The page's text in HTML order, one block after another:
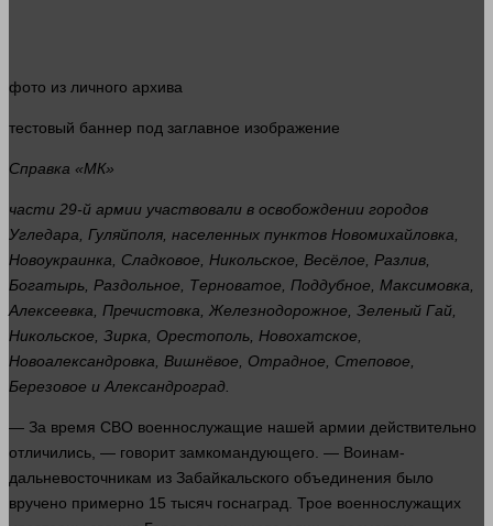
фото из личного архива
тестовый баннер под заглавное изображение
Справка «МК»
части 29-й армии участвовали в освобождении городов
Угледара, Гуляйполя, населенных пунктов Новомихайловка,
Новоукраинка, Сладковое, Никольское, Весёлое, Разлив,
Богатырь, Раздольное, Терноватое, Поддубное, Максимовка,
Алексеевка, Пречистовка, Железнодорожное, Зеленый Гай,
Никольское, Зирка, Орестополь, Новохатское,
Новоалександровка, Вишнёвое, Отрадное, Степовое,
Березовое и Александроград.
— За время СВО военнослужащие нашей армии действительно
отличились, — говорит замкомандующего. — Воинам-
дальневосточникам из Забайкальского объединения было
вручено примерно 15 тысяч госнаград. Трое военнослужащих